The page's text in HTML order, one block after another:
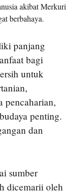
akibat Merkuri
berbahaya.
panjang
bagi
untuk
pencaharian,
penting.
dan
sumber
dicemarii oleh